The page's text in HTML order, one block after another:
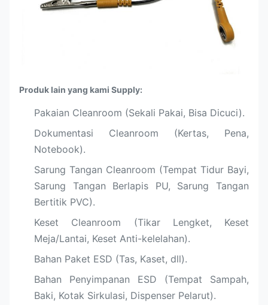
Produk lain yang kami Supply:
Pakaian Cleanroom (Sekali Pakai, Bisa Dicuci).
Dokumentasi Cleanroom (Kertas, Pena,
Notebook).
Sarung Tangan Cleanroom (Tempat Tidur Bayi,
Sarung Tangan Berlapis PU, Sarung Tangan
Bertitik PVC).
Keset Cleanroom (Tikar Lengket, Keset
Meja/Lantai, Keset Anti-kelelahan).
Bahan Paket ESD (Tas, Kaset, dll).
Bahan Penyimpanan ESD (Tempat Sampah,
Baki, Kotak Sirkulasi, Dispenser Pelarut).